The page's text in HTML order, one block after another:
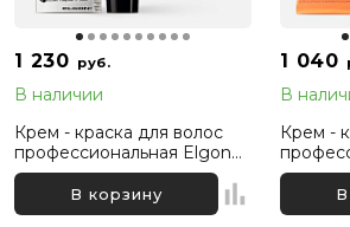
1 230 руб.
В наличии
Крем - краска для волос
профессиональная Elgon
Moda&Styling 10/27
Светлый блонд
Жемчужный, 125 мл
В корзину
1 040
В
Крем -
Color
Русый